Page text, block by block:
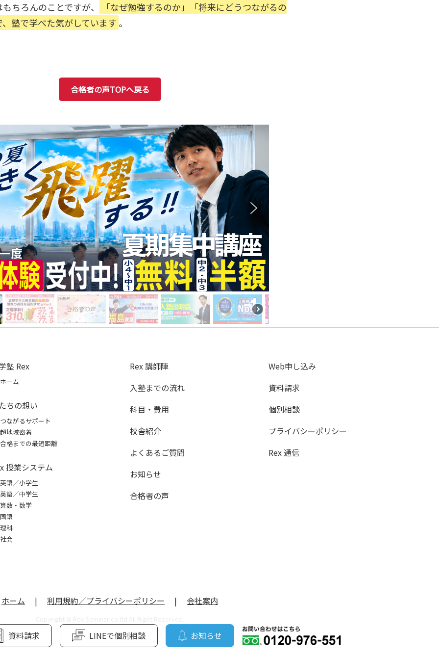
ちろんのことですが、
「なぜ勉強するのか」「将来にどうつながるの
塾で学べた気がしています 。
合格者の声TOPへ戻る
塾 Rex
ホーム
ちの想い
つながるサポート
超地域密着
合格までの最短距離
授業システム
英語／小学生
英語／中学生
算数・数学
国語
理科
社会
Rex 講師陣
入塾までの流れ
科目・費用
校舎紹介
よくあるご質問
お知らせ
合格者の声
Web申し込み
資料請求
個別相談
プライバシーポリシー
Rex 通信
ホーム | 利用規約／プライバシーポリシー | 会社案内
資料請求 LINEで個別相談 お知らせ